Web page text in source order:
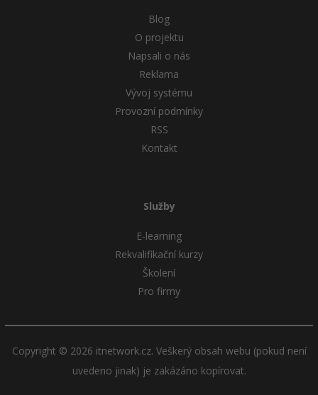
Blog
O projektu
Napsali o nás
Reklama
Vývoj systému
Provozní podmínky
RSS
Kontakt
Služby
E-learning
Rekvalifikační kurzy
Školení
Pro firmy
Copyright © 2026 itnetwork.cz. Veškerý obsah webu (pokud není
uvedeno jinak) je zakázáno kopírovat.